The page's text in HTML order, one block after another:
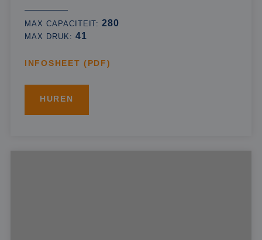
MAX CAPACITEIT:280
MAX DRUK: 41
INFOSHEET (PDF)
HUREN